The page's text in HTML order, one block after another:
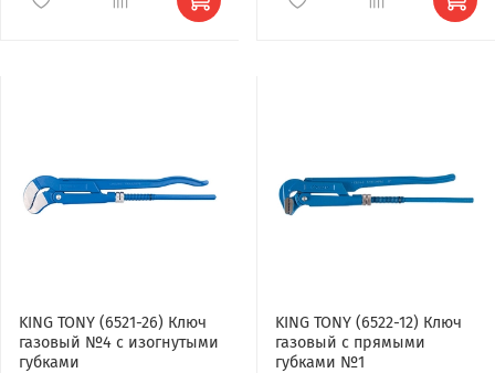
KING TONY (6521-26) Ключ
газовый №4 с изогнутыми
губками
KING TONY (6522-12) Ключ
газовый с прямыми
губками №1